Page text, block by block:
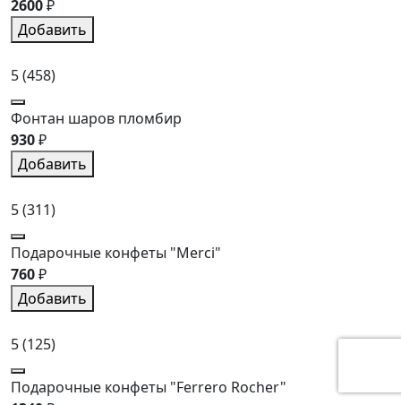
2600₽
Добавить
5(458)
Фонтан шаров пломбир
930₽
Добавить
5(311)
Подарочные конфеты "Merci"
760₽
Добавить
5(125)
Подарочные конфеты "Ferrero Rocher"